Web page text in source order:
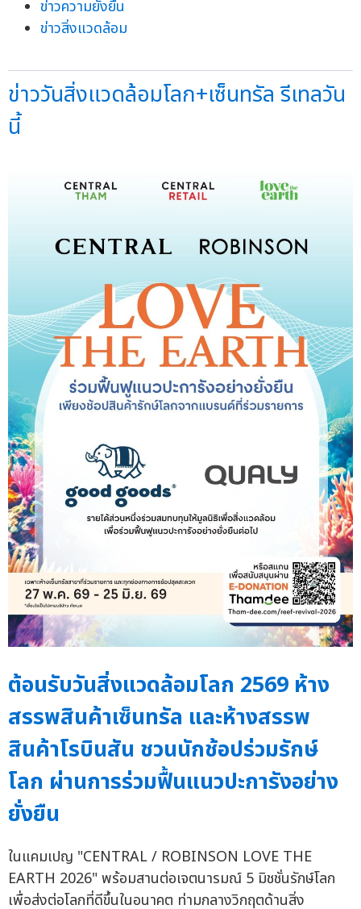
ข่าวความยั่งยืน
ข่าวสิ่งแวดล้อม
ข่าววันสิ่งแวดล้อมโลก+เซ็นทรัล รีเทลวัน
นี้
ต้อนรับวันสิ่งแวดล้อมโลก 2569 ห้าง
สรรพสินค้าเซ็นทรัล และห้างสรรพ
สินค้าโรบินสัน ชวนนักช้อปร่วมรักษ์
โลก ผ่านการร่วมฟื้นแนวปะการังอย่าง
ยั่งยืน
ในแคมเปญ "CENTRAL / ROBINSON LOVE THE
EARTH 2026" พร้อมสานต่อเจตนารมณ์ 5 มิชชั่นรักษ์โลก
เพื่อส่งต่อโลกที่ดีขึ้นในอนาคต ท่ามกลางวิกฤตด้านสิ่ง